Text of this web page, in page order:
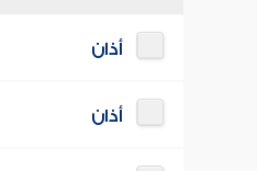
أذان
أذان